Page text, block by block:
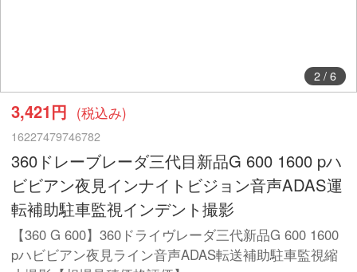
2/ 6
3,421円 (税込み)
16227479746782
360ドレーブレーダ三代目新品G 600 1600 pハ
ビビアン夜見インナイトビジョン音声ADAS運
転補助駐車監視インデント撮影
【360 G 600】360ドライヴレーダ三代新品G 600 1600
pハビビアン夜見ライン音声ADAS転送補助駐車監視縮